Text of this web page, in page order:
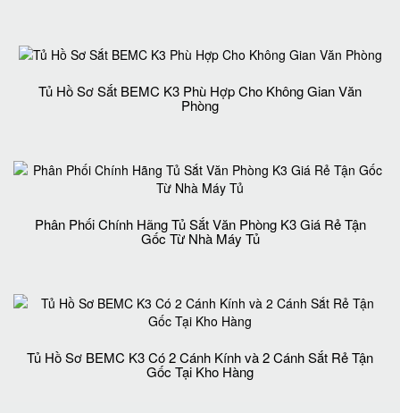
Tủ Hồ Sơ Sắt BEMC K3 Phù Hợp Cho Không Gian Văn
Phòng
Phân Phối Chính Hãng Tủ Sắt Văn Phòng K3 Giá Rẻ Tận
Gốc Từ Nhà Máy Tủ
Tủ Hồ Sơ BEMC K3 Có 2 Cánh Kính và 2 Cánh Sắt Rẻ Tận
Gốc Tại Kho Hàng